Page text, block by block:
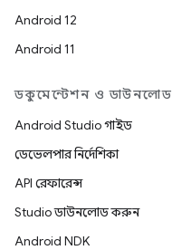
Android 12
Android 11
ডকুমেন্টেশন ও ডাউনলোড
Android Studio গাইড
ডেভেলপার নির্দেশিকা
API রেফারেন্স
Studio ডাউনলোড করুন
Android NDK